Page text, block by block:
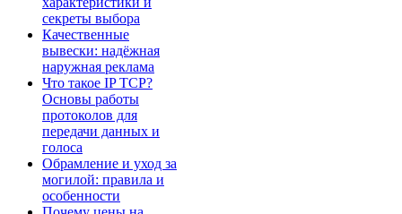
секреты выбора
Качественные
вывески: надёжная
наружная реклама
Что такое IP TCP?
Основы работы
протоколов для
передачи данных и
голоса
Обрамление и уход за
могилой: правила и
особенности